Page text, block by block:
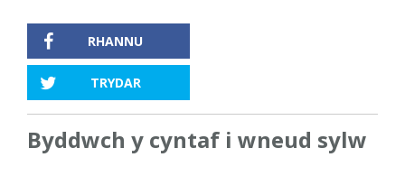
RHANNU
TRYDAR
Byddwch y cyntaf i wneud sylw